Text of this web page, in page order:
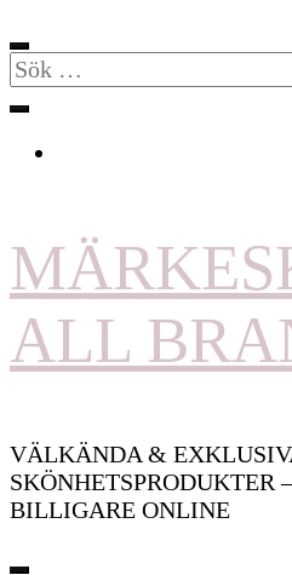
Sök
efter:
ALL
VÄLKÄNDA &
SKÖNHETSPRODUKTER
BILLIGARE ONLINE